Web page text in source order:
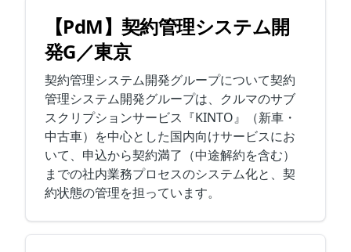
【PdM】契約管理システム開
発G／東京
契約管理システム開発グループについて契約
管理システム開発グループは、クルマのサブ
スクリプションサービス『KINTO』（新車・
中古車）を中心とした国内向けサービスにお
いて、申込から契約満了（中途解約を含む）
までの社内業務プロセスのシステム化と、契
約状態の管理を担っています。